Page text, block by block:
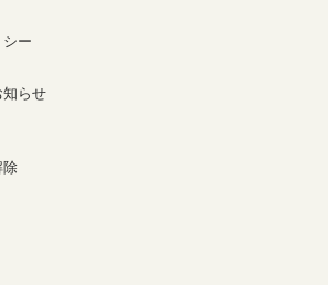
ー
知らせ
除